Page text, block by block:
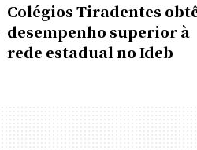
Colégios Tiradentes
desempenho superior à
rede estadual no Ideb